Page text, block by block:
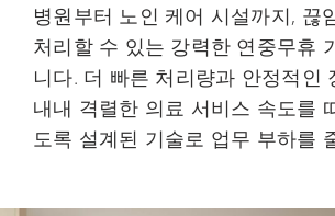
병원부터 노인 케어 시설까지, 끊
처리할 수 있는 강력한 연중무휴
니다. 더 빠른 처리량과 안정적인
내내 격렬한 의료 서비스 속도를
도록 설계된 기술로 업무 부하를